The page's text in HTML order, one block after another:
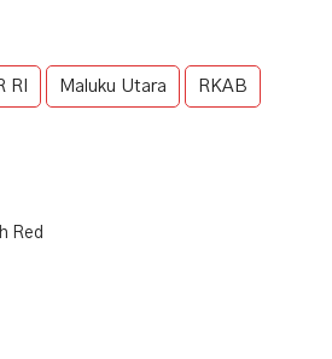
RI Maluku Utara RKAB
Red